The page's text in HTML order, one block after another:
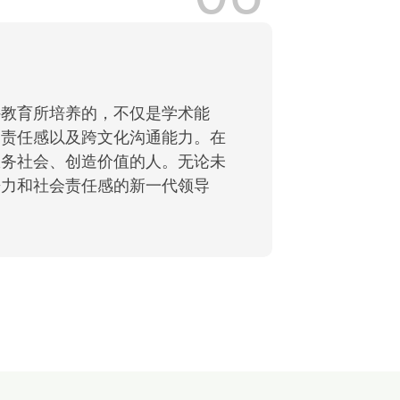
育所培养的，不仅是学术能
任感以及跨文化沟通能力。在
社会、创造价值的人。无论未
和社会责任感的新一代领导